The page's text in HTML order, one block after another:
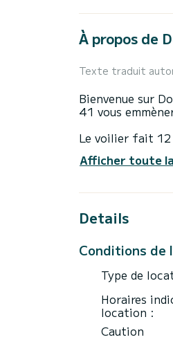
À propos de
Texte traduit
Bienvenue sur
41 vous
Le voilier fait 12
reviendrons vers
Afficher toute
Details
Conditions de
Type de
Horaires
location :
Caution